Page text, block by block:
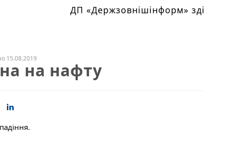
ДП «Держзовнішінформ»
15.08.2019
на нафту